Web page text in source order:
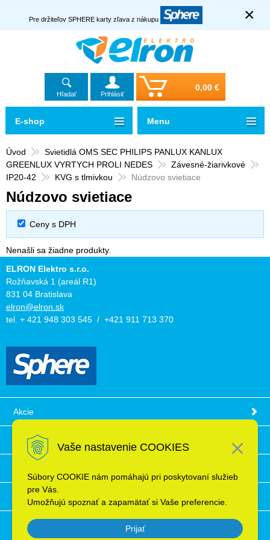
Vaše nastavenie COOKIES
Súbory COOKIE nám pomáhajú pri poskytovaní služieb
pre Vás.
Umožňujú spoznať a zapamätať si Vaše preferencie.
Prijať
Pre držiteľov SPHERE karty zľava z nákupu ×
Hľadať Prihlásiť
0,00 €
Úvod
Svietidlá OMS SEC PHILIPS PANLUX KANLUX
GREENLUX VYRTYCH PROLI NEDES
Závesné-žiarivkové
IP20-42
KVG s tlmivkou Núdzovo svietiace
Núdzovo svietiace
Ceny s DPH
Nenašli sa žiadne produkty.
E-shop Menu
ELRON Elektro s.r.o.
Rožňavská 1 (areál R1)
831 04 Bratislava
elron@elron.sk
tel. + 421 948 303 545 / +421 911 713 370
Akcie
Obchodné podmienky
Ochrana osobných údajov